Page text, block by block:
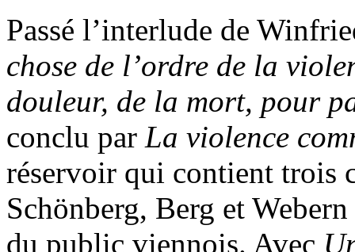
Passé l’interlude de
chose de l’ordre de la
douleur, de la mort, pour
conclu par La violence
réservoir qui contient trois
Schönberg, Berg et
du public viennois. Avec